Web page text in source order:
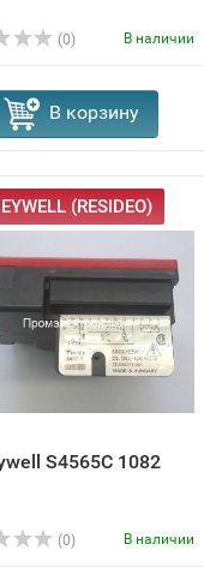
(0) В наличии
В корзину
(RESIDEO)
S4565C 1082
(0) В наличии